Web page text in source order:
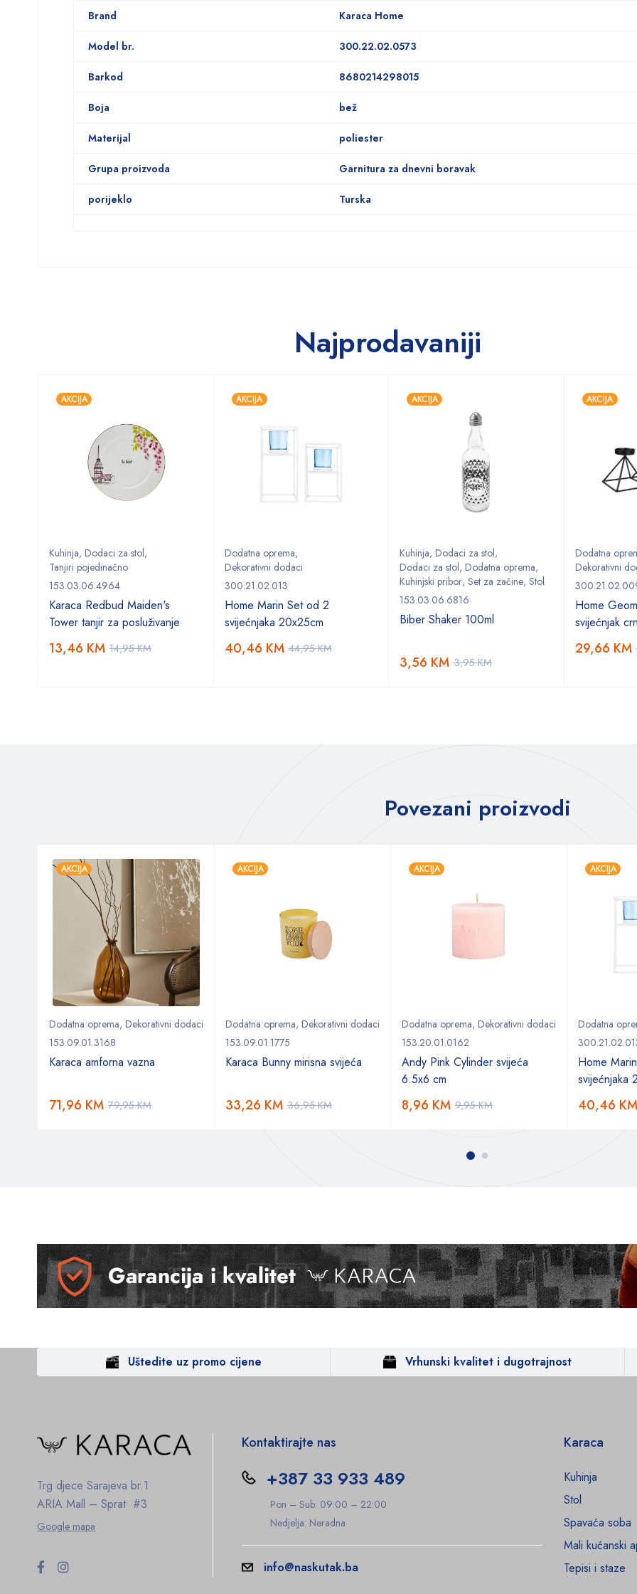
Brand Karaca Home
Model br. 300.22.02.0573
Barkod 8680214298015
Boja bež
Materijal poliester
Grupa proizvoda Garnitura za dnevni boravak
porijeklo Turska
Najprodavaniji
AKCIJA
Kuhinja, Dodaci za stol,
Tanjiri pojedinačno
153.03.06.4964
Karaca Redbud Maiden's
Tower tanjir za posluživanje
14,95KM
13,46 KM
AKCIJA
Dodatna oprema,
Dekorativni dodaci
300.21.02.013
Home Marin Set od 2
svijećnjaka 20x25cm
44,95KM
40,46 KM
AKCIJA
Kuhinja, Dodaci za stol,
Dodaci za stol, Dodatna oprema,
Kuhinjski pribor, Set za začine, Stol
153.03.06.6816
Biber Shaker 100ml
3,95KM
3,56 KM
AKCIJA
Dodatna
Dekorativni
Home
svijećnjak
29,66 KM
Povezani proizvodi
AKCIJA
Dodatna oprema, Dekorativni dodaci
153.09.01.3168
Karaca amforna vazna
79,95KM
71,96 KM
AKCIJA
Dodatna oprema, Dekorativni dodaci
153.09.01.1775
Karaca Bunny mirisna svijeća
36,95KM
33,26 KM
AKCIJA
Dodatna oprema, Dekorativni dodaci
153.20.01.0162
Andy Pink Cylinder svijeća
6.5x6 cm
9,95KM
8,96 KM
AKCIJA
Dodatna
Home
svijećnjaka
40,46 KM
Uštedite uz promo cijene Vrhunski kvalitet i dugotrajnost
Trg djece Sarajeva br.1
ARIA Mall – Sprat #3
Google mapa
Kontaktirajte nas
+387 33 933 489
Pon – Sub: 09:00 – 22:00
Nedjelja: Neradna
info@naskutak.ba
Karaca
Kuhinja
Stol
Spavaća soba
Mali kućanski
Tepisi i staze